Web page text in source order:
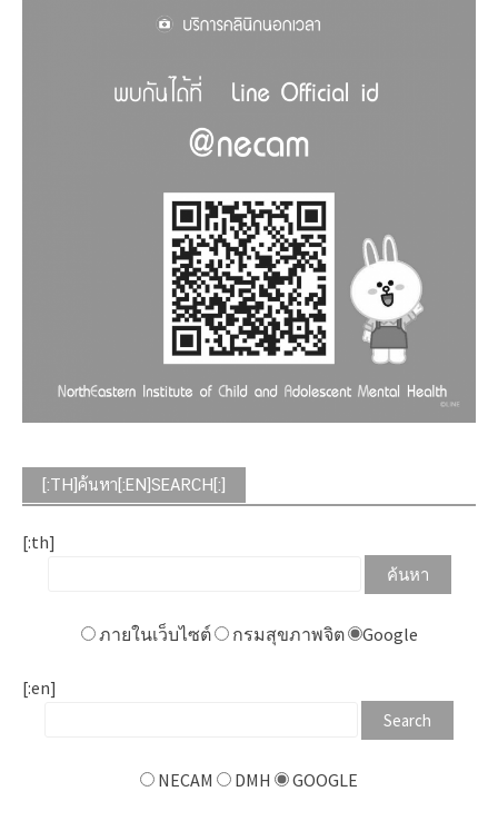
[:TH]ค้นหา[:EN]SEARCH[:]
[:th]
ภายในเว็บไซต์ กรมสุขภาพจิต Google
[:en]
NECAM DMH GOOGLE